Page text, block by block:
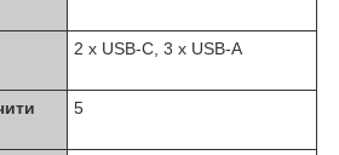
2 x USB-C, 3 x USB-A
5